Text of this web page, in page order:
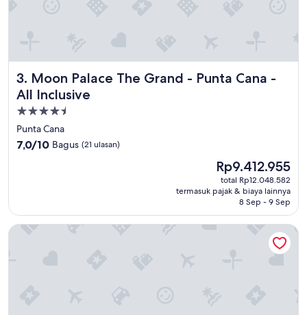
3. Moon Palace The Grand - Punta Cana -
All Inclusive
Moon Palace The Grand - Punta Cana - All Inclusive
Properti
bintang
4.5
Punta Cana
7.0
7,0/10 Bagus (21 ulasan)
Harga
sekarang
Rp9.412.955
Rp9.412.955
total Rp12.048.582
termasuk pajak & biaya lainnya
8 Sep - 9 Sep
Serenade All Suites - Adults Only Resort - All inclusive